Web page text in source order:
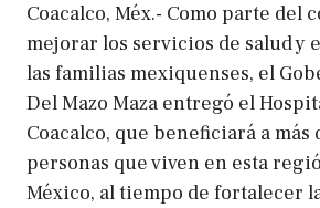
Coacalco, Méx.- Como parte del
mejorar los servicios de salud y
las familias mexiquenses, el
Del Mazo Maza entregó el
Coacalco, que beneficiará a más
personas que viven en esta
México, al tiempo de fortalecer